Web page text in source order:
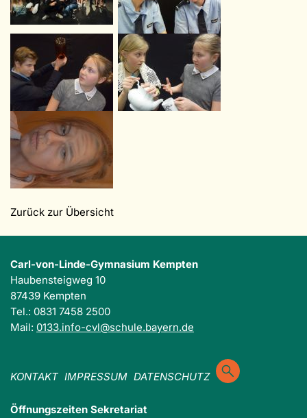
Zurück zur Übersicht
Carl-von-Linde-Gymnasium Kempten
Haubensteigweg 10
87439 Kempten
Tel.: 0831 7458 2500
Mail: 0133.info-cvl@schule.bayern.de
KONTAKT IMPRESSUM DATENSCHUTZ
Öffnungszeiten Sekretariat